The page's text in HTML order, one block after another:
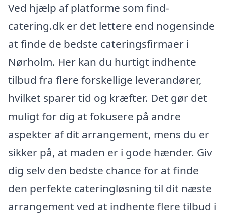
Ved hjælp af platforme som find-
catering.dk er det lettere end nogensinde
at finde de bedste cateringsfirmaer i
Nørholm. Her kan du hurtigt indhente
tilbud fra flere forskellige leverandører,
hvilket sparer tid og kræfter. Det gør det
muligt for dig at fokusere på andre
aspekter af dit arrangement, mens du er
sikker på, at maden er i gode hænder. Giv
dig selv den bedste chance for at finde
den perfekte cateringløsning til dit næste
arrangement ved at indhente flere tilbud i